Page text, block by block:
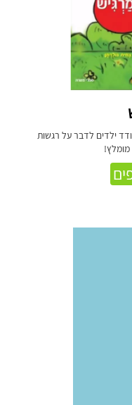
ילדים לדבר על רגשות